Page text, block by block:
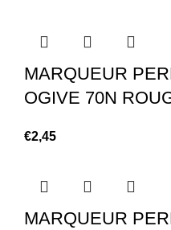
MARQUEUR
OGIVE 70N
€2,45
MARQUEUR